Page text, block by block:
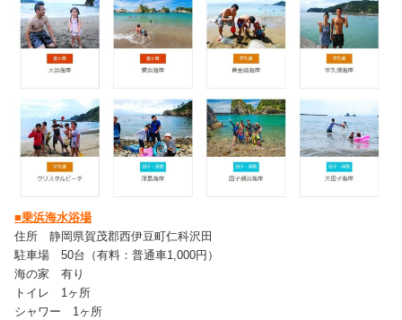
■乗浜海水浴場
住所 静岡県賀茂郡西伊豆町仁科沢田
駐車場 50台（有料：普通車1,000円）
海の家 有り
トイレ 1ヶ所
シャワー 1ヶ所